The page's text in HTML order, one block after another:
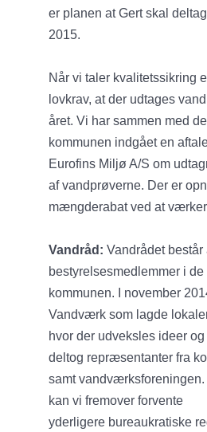
er planen at Gert skal
2015.
Når vi taler kvalitetssikring
lovkrav, at der udtages
året. Vi har sammen med
kommunen indgået en
Eurofins Miljø A/S om
af vandprøverne. Der er
mængderabat ved at
Vandråd: Vandrådet består
bestyrelsesmedlemmer i
kommunen. I november
Vandværk som lagde
hvor der udveksles ideer
deltog repræsentanter fra
samt
kan vi fremover forvente
yderligere bureaukratiske